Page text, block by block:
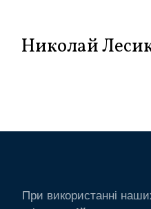
Николай
При використанні